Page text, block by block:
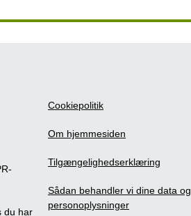
du har
Cookiepolitik
Om hjemmesiden
Tilgængelighedserklæring
Sådan behandler vi dine data og
personoplysninger